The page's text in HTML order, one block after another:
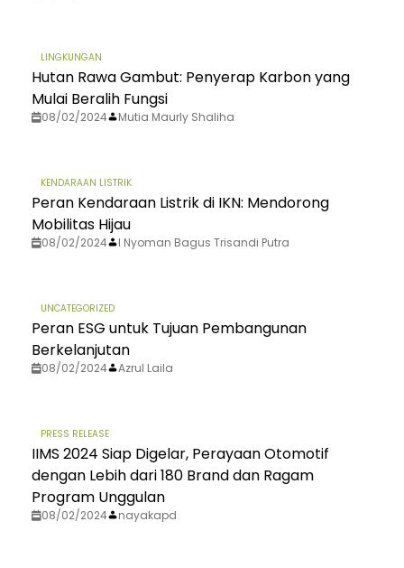
LINGKUNGAN
Hutan Rawa Gambut: Penyerap Karbon yang
Mulai Beralih Fungsi
08/02/2024 Mutia Maurly Shaliha
KENDARAAN LISTRIK
Peran Kendaraan Listrik di IKN: Mendorong
Mobilitas Hijau
08/02/2024 I Nyoman Bagus Trisandi Putra
UNCATEGORIZED
Peran ESG untuk Tujuan Pembangunan
Berkelanjutan
08/02/2024 Azrul Laila
PRESS RELEASE
IIMS 2024 Siap Digelar, Perayaan Otomotif
dengan Lebih dari 180 Brand dan Ragam
Program Unggulan
08/02/2024 nayakapd